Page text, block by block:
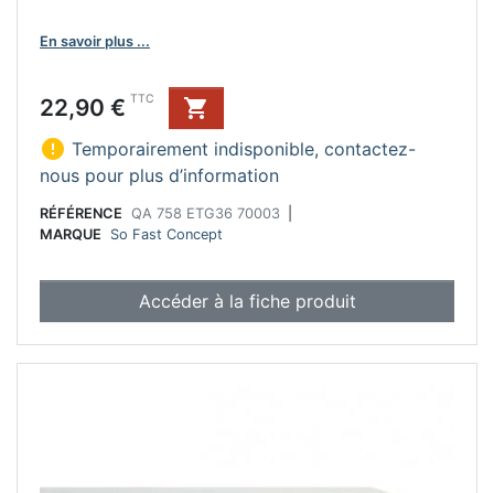
En savoir plus ...
Prix
22,90 € TTC

 Temporairement indisponible, contactez-
nous pour plus d’information
RÉFÉRENCE QA 758 ETG36 70003
MARQUE
So Fast Concept
Accéder à la fiche produit